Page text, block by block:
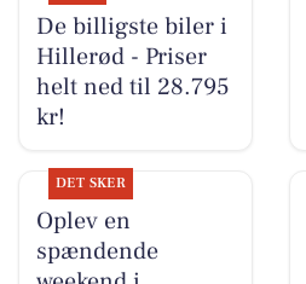
De billigste biler i
Hillerød - Priser
helt ned til 28.795
kr!
DET SKER
Oplev en
spændende